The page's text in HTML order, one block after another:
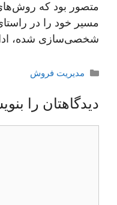
متصور بود که
مسیر خود را در
شخصی‌سازی شده،
دسته‌ها
مدیریت فروش
دیدگاهتان را